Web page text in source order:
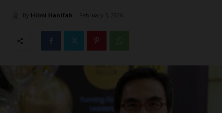
By Hilmi Hanifah February 3, 2026